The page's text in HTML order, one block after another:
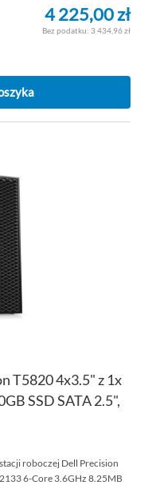
4 225,00 zł
3 434,96 zł
T5820 4x3.5" z 1x
SSD SATA 2.5",
roboczej Dell Precision
6-Core 3.6GHz 8.25MB